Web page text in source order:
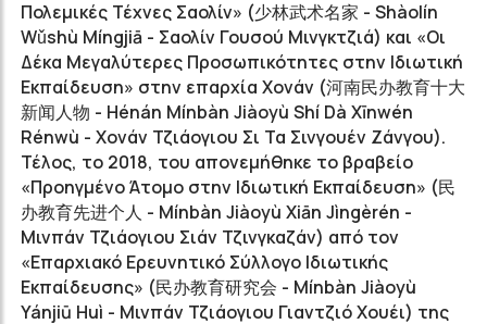
Πολεμικές Τέχνες Σαολίν» (少林武术名家 - Shàolín
Wǔshù Míngjiā - Σαολίν Γουσού Μινγκτζιά) και «Οι
Δέκα Μεγαλύτερες Προσωπικότητες στην Ιδιωτική
Εκπαίδευση» στην επαρχία Χονάν (河南民办教育十大
新闻人物 - Hénán Mínbàn Jiàoyù Shí Dà Xīnwén
Rénwù - Χονάν Τζιάογιου Σι Τα Σινγουέν Ζάνγου).
Τέλος, το 2018, του απονεμήθηκε το βραβείο
«Προηγμένο Άτομο στην Ιδιωτική Εκπαίδευση» (民
办教育先进个人 - Mínbàn Jiàoyù Xiān Jìngèrén -
Μινπάν Τζιάογιου Σιάν Τζινγκαζάν) από τον
«Επαρχιακό Ερευνητικό Σύλλογο Ιδιωτικής
Εκπαίδευσης» (民办教育研究会 - Mínbàn Jiàoyù
Yánjiū Huì - Μινπάν Τζιάογιου Γιαντζιό Χουέι) της